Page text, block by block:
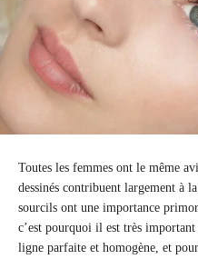
Toutes les femmes ont le même
dessinés contribuent largement à
sourcils ont une importance
c’est pourquoi il est très
ligne parfaite et homogène, et